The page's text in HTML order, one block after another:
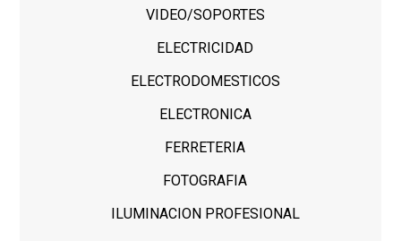
VIDEO/SOPORTES
ELECTRICIDAD
ELECTRODOMESTICOS
ELECTRONICA
FERRETERIA
FOTOGRAFIA
ILUMINACION PROFESIONAL